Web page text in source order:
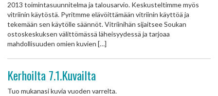
2013 toimintasuunnitelma ja talousarvio. Keskusteltimme myös
vitriinin käytöstä. Pyritmme elävöittämään vitriinin käyttöä ja
tekemään sen käytölle säännöt. Vitriinihän sijaitsee Soukan
ostoskeskuksen välittömässä läheisyydessä ja tarjoaa
mahdollisuuden omien kuvien […]
Kerhoilta 7.1.Kuvailta
Tuo mukanasi kuvia vuoden varrelta.